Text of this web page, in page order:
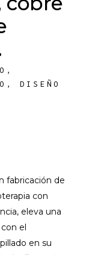
,
,DISEÑO
fabricación de
con
eleva una
el
en su